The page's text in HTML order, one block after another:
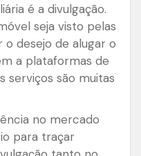
é a divulgação.
seja visto pelas
desejo de alugar o
a plataformas de
serviços são muitas
no mercado
para traçar